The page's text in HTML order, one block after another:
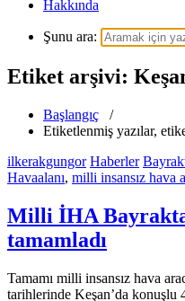
Hakkında
Şunu ara:
Etiket arşivi:
Başlangıç /
Etiketlenmiş yazılar,
ilkerakgungor Haberler
Havaalanı, milli insansız hava
Milli İHA
tamamladı
Tamamı milli insansız hava
tarihlerinde Keşan’da konuşlu